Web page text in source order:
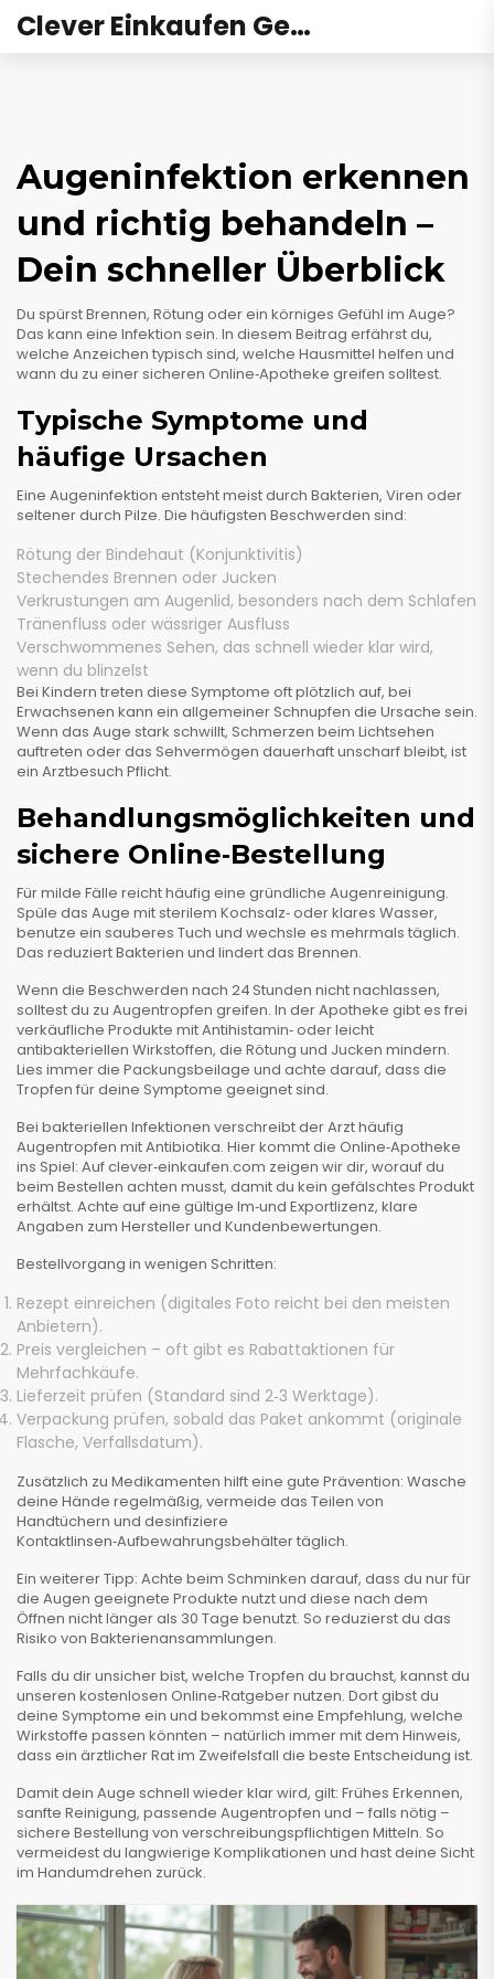
Clever Einkaufen Gesundheit
Augeninfektion erkennen
und richtig behandeln –
Dein schneller Überblick
Du spürst Brennen, Rötung oder ein körniges Gefühl im Auge?
Das kann eine Infektion sein. In diesem Beitrag erfährst du,
welche Anzeichen typisch sind, welche Hausmittel helfen und
wann du zu einer sicheren Online‑Apotheke greifen solltest.
Typische Symptome und
häufige Ursachen
Eine Augeninfektion entsteht meist durch Bakterien, Viren oder
seltener durch Pilze. Die häufigsten Beschwerden sind:
Rötung der Bindehaut (Konjunktivitis)
Stechendes Brennen oder Jucken
Verkrustungen am Augenlid, besonders nach dem Schlafen
Tränenfluss oder wässriger Ausfluss
Verschwommenes Sehen, das schnell wieder klar wird,
wenn du blinzelst
Bei Kindern treten diese Symptome oft plötzlich auf, bei
Erwachsenen kann ein allgemeiner Schnupfen die Ursache sein.
Wenn das Auge stark schwillt, Schmerzen beim Lichtsehen
auftreten oder das Sehvermögen dauerhaft unscharf bleibt, ist
ein Arztbesuch Pflicht.
Behandlungsmöglichkeiten und
sichere Online‑Bestellung
Für milde Fälle reicht häufig eine gründliche Augenreinigung.
Spüle das Auge mit sterilem Kochsalz‑ oder klares Wasser,
benutze ein sauberes Tuch und wechsle es mehrmals täglich.
Das reduziert Bakterien und lindert das Brennen.
Wenn die Beschwerden nach 24 Stunden nicht nachlassen,
solltest du zu Augentropfen greifen. In der Apotheke gibt es frei
verkäufliche Produkte mit Antihistamin‑ oder leicht
antibakteriellen Wirkstoffen, die Rötung und Jucken mindern.
Lies immer die Packungsbeilage und achte darauf, dass die
Tropfen für deine Symptome geeignet sind.
Bei bakteriellen Infektionen verschreibt der Arzt häufig
Augentropfen mit Antibiotika. Hier kommt die Online‑Apotheke
ins Spiel: Auf clever‑einkaufen.com zeigen wir dir, worauf du
beim Bestellen achten musst, damit du kein gefälschtes Produkt
erhältst. Achte auf eine gültige Im‑und Exportlizenz, klare
Angaben zum Hersteller und Kundenbewertungen.
Bestellvorgang in wenigen Schritten:
Rezept einreichen (digitales Foto reicht bei den meisten
Anbietern).
Preis vergleichen – oft gibt es Rabattaktionen für
Mehrfachkäufe.
Lieferzeit prüfen (Standard sind 2‑3 Werktage).
Verpackung prüfen, sobald das Paket ankommt (originale
Flasche, Verfallsdatum).
Zusätzlich zu Medikamenten hilft eine gute Prävention: Wasche
deine Hände regelmäßig, vermeide das Teilen von
Handtüchern und desinfiziere
Kontaktlinsen‑Aufbewahrungsbehälter täglich.
Ein weiterer Tipp: Achte beim Schminken darauf, dass du nur für
die Augen geeignete Produkte nutzt und diese nach dem
Öffnen nicht länger als 30 Tage benutzt. So reduzierst du das
Risiko von Bakterienansammlungen.
Falls du dir unsicher bist, welche Tropfen du brauchst, kannst du
unseren kostenlosen Online‑Ratgeber nutzen. Dort gibst du
deine Symptome ein und bekommst eine Empfehlung, welche
Wirkstoffe passen könnten – natürlich immer mit dem Hinweis,
dass ein ärztlicher Rat im Zweifelsfall die beste Entscheidung ist.
Damit dein Auge schnell wieder klar wird, gilt: Frühes Erkennen,
sanfte Reinigung, passende Augentropfen und – falls nötig –
sichere Bestellung von verschreibungspflichtigen Mitteln. So
vermeidest du langwierige Komplikationen und hast deine Sicht
im Handumdrehen zurück.